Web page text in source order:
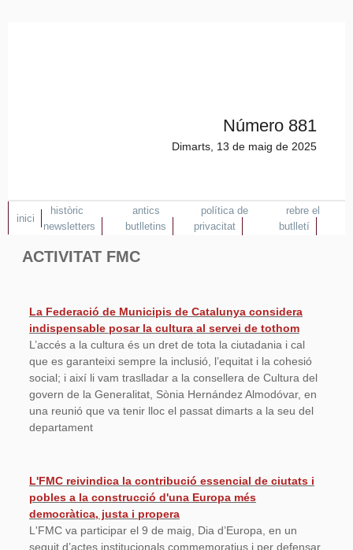
Número 881
Dimarts, 13 de maig de 2025
inici
històric
newsletters
antics
butlletins
política de
privacitat
rebre el
butlletí
ACTIVITAT FMC
La Federació de Municipis de Catalunya considera
indispensable posar la cultura al servei de tothom
L’accés a la cultura és un dret de tota la ciutadania i cal
que es garanteixi sempre la inclusió, l’equitat i la cohesió
social; i així li vam traslladar a la consellera de Cultura del
govern de la Generalitat, Sònia Hernández Almodóvar, en
una reunió que va tenir lloc el passat dimarts a la seu del
departament
L'FMC reivindica la contribució essencial de ciutats i
pobles a la construcció d'una Europa més
democràtica, justa i propera
L'FMC va participar el 9 de maig, Dia d’Europa, en un
seguit d’actes institucionals commemoratius i per defensar